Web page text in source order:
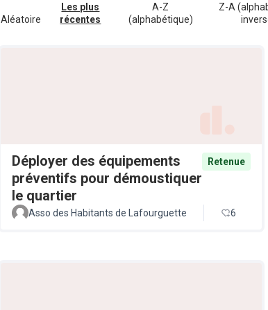
Aléatoire
Les plus
récentes
A-Z
(alphabétique)
Z-A
Déployer des équipements
préventifs pour démoustiquer
le quartier
Retenue
Asso des Habitants de Lafourguette 6